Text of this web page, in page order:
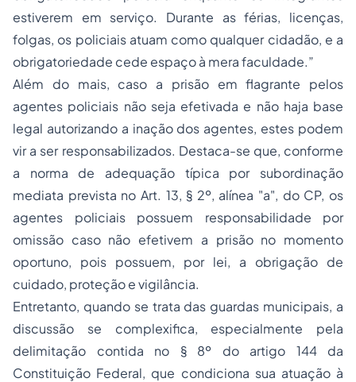
estiverem em serviço. Durante as férias, licenças,
folgas, os policiais atuam como qualquer cidadão, e a
obrigatoriedade cede espaço à mera faculdade.”
Além do mais, caso a prisão em flagrante pelos
agentes policiais não seja efetivada e não haja base
legal autorizando a inação dos agentes, estes podem
vir a ser responsabilizados. Destaca-se que, conforme
a norma de adequação típica por subordinação
mediata prevista no Art. 13, § 2º, alínea "a", do CP, os
agentes policiais possuem responsabilidade por
omissão caso não efetivem a prisão no momento
oportuno, pois possuem, por lei, a obrigação de
cuidado, proteção e vigilância.
Entretanto, quando se trata das guardas municipais, a
discussão se complexifica, especialmente pela
delimitação contida no § 8º do artigo 144 da
Constituição Federal, que condiciona sua atuação à